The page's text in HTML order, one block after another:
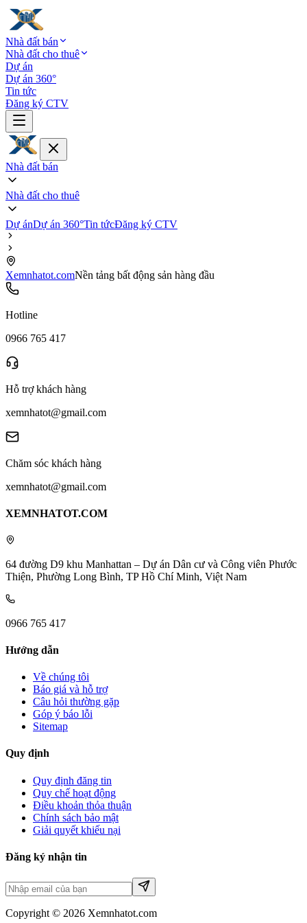
Nhà đất bán
Nhà đất cho thuê
Dự án
Dự án 360°
Tin tức
Đăng ký CTV
Nhà đất bán
Nhà đất cho thuê
Dự ánDự án 360°Tin tứcĐăng ký CTV
Xemnhatot.comNền tảng bất động sản hàng đầu
Hotline
0966 765 417
Hỗ trợ khách hàng
xemnhatot@gmail.com
Chăm sóc khách hàng
xemnhatot@gmail.com
XEMNHATOT.COM
64 đường D9 khu Manhattan – Dự án Dân cư và Công viên Phước
Thiện, Phường Long Bình, TP Hồ Chí Minh, Việt Nam
0966 765 417
Hướng dẫn
Về chúng tôi
Báo giá và hỗ trợ
Câu hỏi thường gặp
Góp ý báo lỗi
Sitemap
Quy định
Quy định đăng tin
Quy chế hoạt động
Điều khoản thỏa thuận
Chính sách bảo mật
Giải quyết khiếu nại
Đăng ký nhận tin
Copyright © 2026 Xemnhatot.com